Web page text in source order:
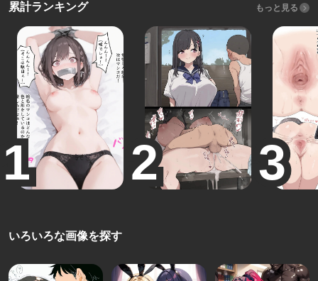
累計ランキング もっと見る
いろいろな画像を探す